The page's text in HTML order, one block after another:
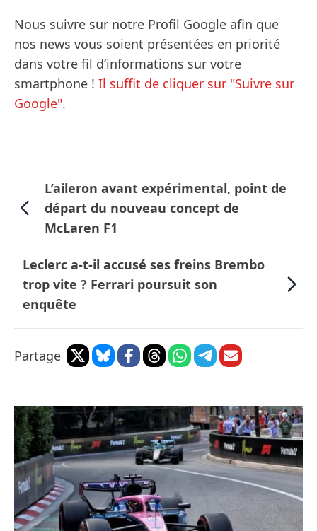
Nous suivre sur notre Profil Google afin que
nos news vous soient présentées en priorité
dans votre fil d’informations sur votre
smartphone ! Il suffit de cliquer sur "Suivre sur
Google".
L’aileron avant expérimental, point de
départ du nouveau concept de
McLaren F1
Leclerc a-t-il accusé ses freins Brembo
trop vite ? Ferrari poursuit son
enquête
Partage